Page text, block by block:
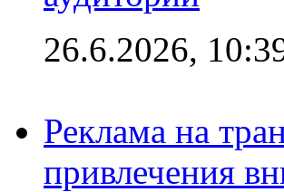
26.6.2026,
Реклама на
привлечения